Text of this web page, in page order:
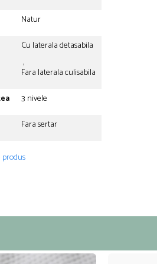
Natur
Cu laterala detasabila
,
Fara laterala culisabila
3 nivele
Fara sertar